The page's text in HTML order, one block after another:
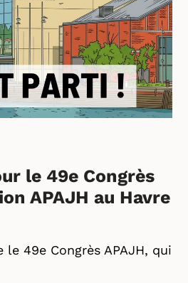
le 49e Congrès
APAJH au Havre
le 49e Congrès APAJH, qui